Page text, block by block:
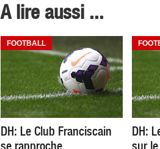
A lire aussi ...
FOOTBALL
DH: Le Club Franciscain
se rapproche
DH:
sur